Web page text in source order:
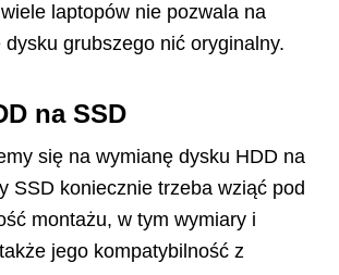
laptopów nie pozwala na
grubszego nić oryginalny.
na SSD
się na wymianę dysku HDD na
SSD koniecznie trzeba wziąć pod
montażu, w tym wymiary i
jego kompatybilność z